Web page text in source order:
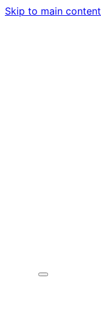
Skip to main content